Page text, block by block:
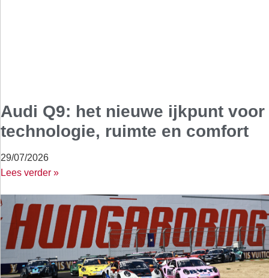
Audi Q9: het nieuwe ijkpunt voor
technologie, ruimte en comfort
29/07/2026
Lees verder »